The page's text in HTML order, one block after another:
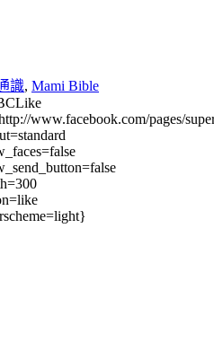
識, Mami Bible
www.facebook.com/pages/